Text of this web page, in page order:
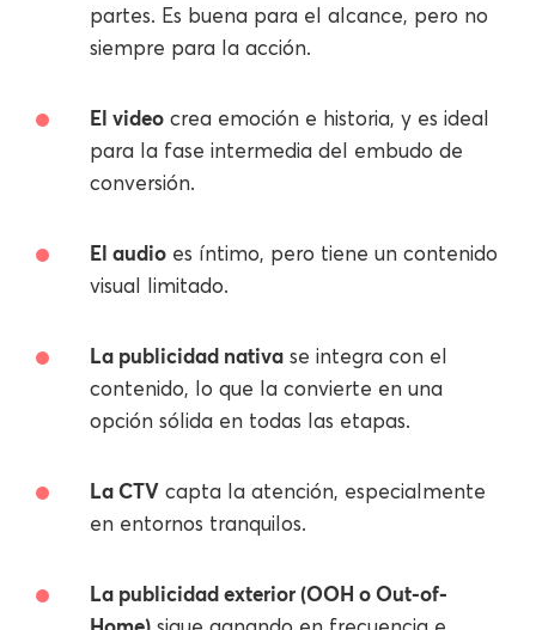
partes. Es buena para el alcance, pero no
siempre para la acción.
El video crea emoción e historia, y es ideal
para la fase intermedia del embudo de
conversión.
El audio es íntimo, pero tiene un contenido
visual limitado.
La publicidad nativa se integra con el
contenido, lo que la convierte en una
opción sólida en todas las etapas.
La CTV capta la atención, especialmente
en entornos tranquilos.
La publicidad exterior (OOH o Out-of-